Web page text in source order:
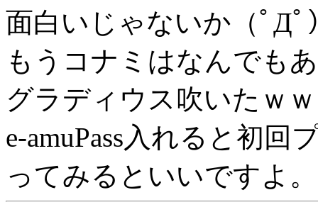
面白いじゃないか（ﾟДﾟ
もうコナミはなんでも
グラディウス吹いたｗ
e-amuPass入れると初
ってみるといいですよ。